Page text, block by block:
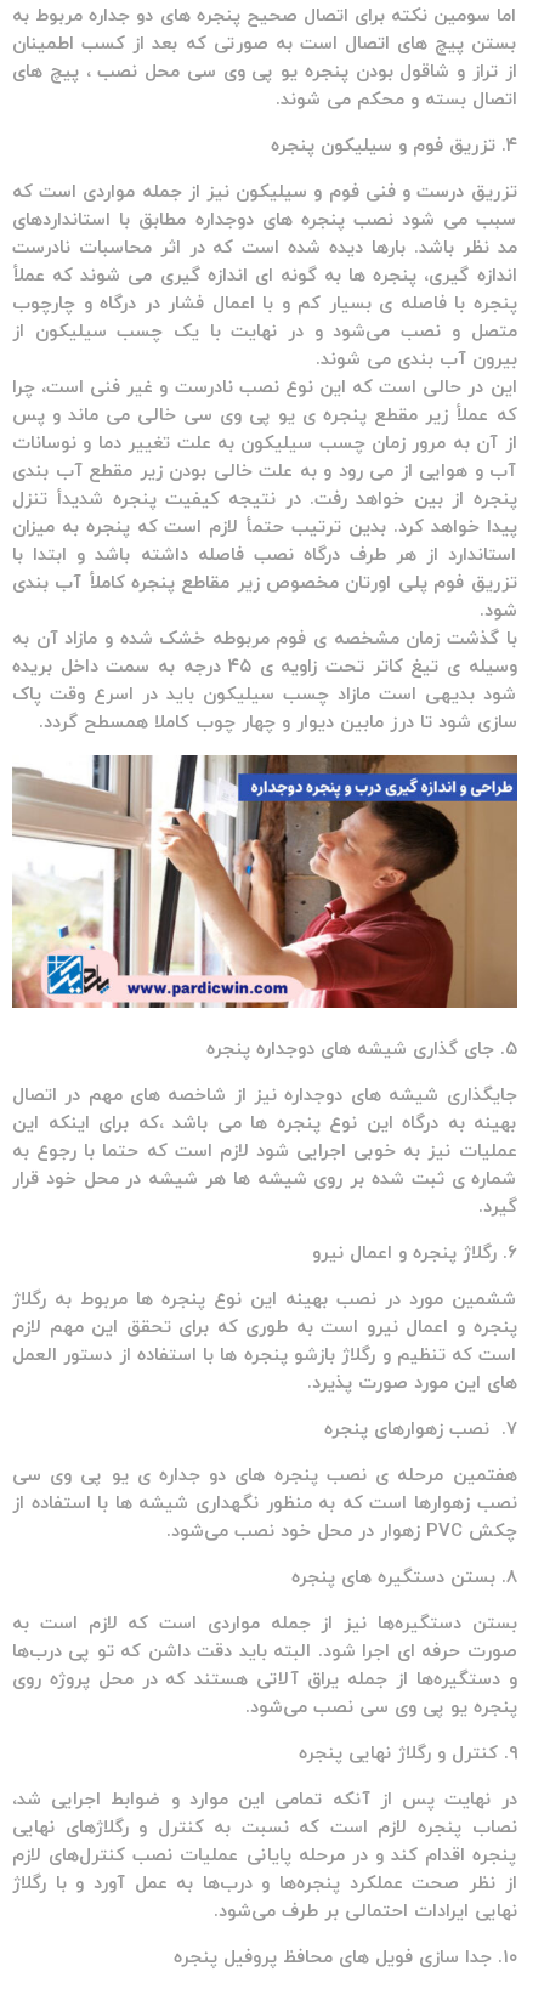
اما سومین نکته برای اتصال صحیح پنجره های دو جداره مربوط به
بستن پیچ های اتصال است به صورتی که بعد از کسب اطمینان
از تراز و شاقول بودن پنجره یو پی وی سی محل نصب ، پیچ های
اتصال بسته و محکم می شوند.
۴. تزریق فوم و سیلیکون پنجره
تزریق درست و فنی فوم و سیلیکون نیز از جمله مواردی است که
سبب می شود نصب پنجره های دوجداره مطابق با استانداردهای
مد نظر باشد. بارها دیده شده است که در اثر محاسبات نادرست
اندازه گیری، پنجره ها به گونه ای اندازه گیری می شوند که عملأ
پنجره با فاصله ی بسیار کم و با اعمال فشار در درگاه و چارچوب
متصل و نصب می‌شود و در نهایت با یک چسب سیلیکون از
بیرون آب بندی می شوند.
این در حالی است که این نوع نصب نادرست و غیر فنی است، چرا
که عملأ زیر مقطع پنجره ی یو پی وی سی خالی می ماند و پس
از آن به مرور زمان چسب سیلیکون به علت تغییر دما و نوسانات
آب و هوایی از می رود و به علت خالی بودن زیر مقطع آب بندی
پنجره از بین خواهد رفت. در نتیجه کیفیت پنجره شدیدأ تنزل
پیدا خواهد کرد. بدین ترتیب حتمأ لازم است که پنجره به میزان
استاندارد از هر طرف درگاه نصب فاصله داشته باشد و ابتدا با
تزریق فوم پلی اورتان مخصوص زیر مقاطع پنجره کاملأ آب بندی
شود.
با گذشت زمان مشخصه ی فوم مربوطه خشک شده و مازاد آن به
وسیله ی تیغ کاتر تحت زاویه ی ۴۵ درجه به سمت داخل بریده
شود بدیهی است مازاد چسب سیلیکون باید در اسرع وقت پاک
سازی شود تا درز مابین دیوار و چهار چوب کاملا همسطح گردد.
۵. جای گذاری شیشه های دوجداره پنجره
جایگذاری شیشه های دوجداره نیز از شاخصه های مهم در اتصال
بهینه به درگاه این نوع پنجره ها می باشد ،که برای اینکه این
عملیات نیز به خوبی اجرایی شود لازم است که حتما با رجوع به
شماره ی ثبت شده بر روی شیشه ها هر شیشه در محل خود قرار
گیرد.
۶. رگلاژ پنجره و اعمال نیرو
ششمین مورد در نصب بهینه این نوع پنجره ها مربوط به رگلاژ
پنجره و اعمال نیرو است به طوری که برای تحقق این مهم لازم
است که تنظیم و رگلاژ بازشو پنجره ها با استفاده از دستور العمل
های این مورد صورت پذیرد.
۷. نصب زهوارهای پنجره
هفتمین مرحله ی نصب پنجره های دو جداره ی یو پی وی سی
نصب زهوارها است که به منظور نگهداری شیشه ها با استفاده از
چکش PVC زهوار در محل خود نصب می‌شود.
۸. بستن دستگیره های پنجره
بستن دستگیره‌ها نیز از جمله مواردی است که لازم است به
صورت حرفه ای اجرا شود. البته باید دقت داشن که تو پی درب‌ها
و دستگیره‌ها از جمله یراق آلاتی هستند که در محل پروژه روی
پنجره یو پی وی سی نصب می‌شود.
۹. کنترل و رگلاژ نهایی پنجره
در نهایت پس از آنکه تمامی این موارد و ضوابط اجرایی شد،
نصاب پنجره لازم است که نسبت به کنترل و رگلاژهای نهایی
پنجره اقدام کند و در مرحله پایانی عملیات نصب کنترل‌ها‌ی لازم
از نظر صحت عملکرد پنجره‌ها و درب‌ها به عمل آورد و با رگلاژ
نهایی ایرادات احتمالی بر طرف می‌شود.
۱۰. جدا سازی فویل های محافظ پروفیل پنجره